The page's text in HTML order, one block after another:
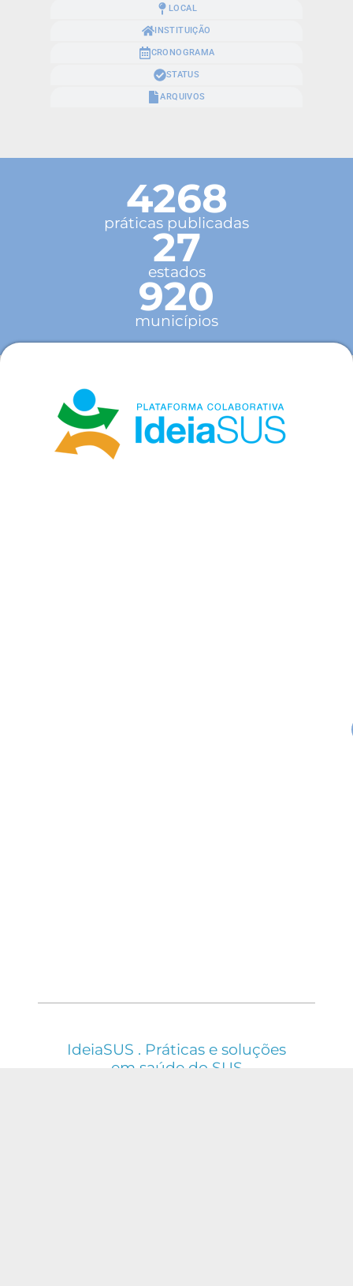
LOCAL
INSTITUIÇÃO
CRONOGRAMA
STATUS
ARQUIVOS
4268
práticas publicadas
27
estados
920
municípios
IdeiaSUS . Práticas e soluções
em saúde do SUS